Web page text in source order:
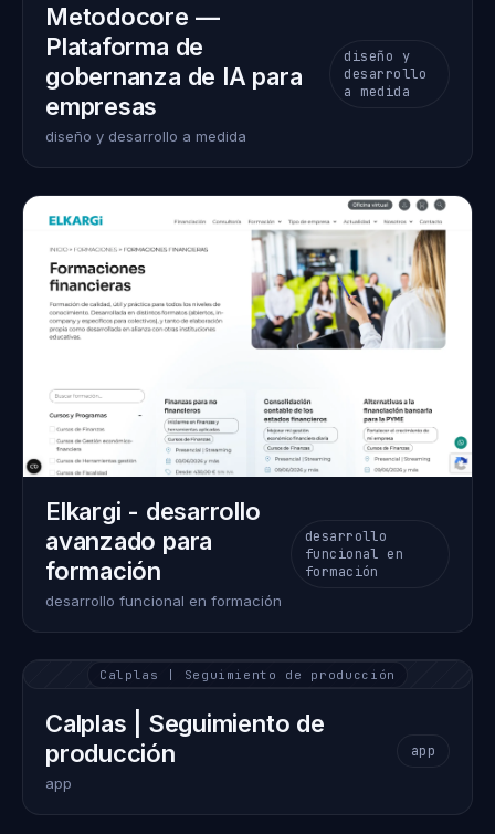
Metodocore —
Plataforma de
gobernanza de IA para
empresas
diseño y desarrollo a medida
diseño y
desarrollo
a medida
Elkargi - desarrollo
avanzado para
formación
desarrollo funcional en formación
desarrollo
funcional en
formación
Calplas | Seguimiento de producción
Calplas | Seguimiento de
producción
app
app